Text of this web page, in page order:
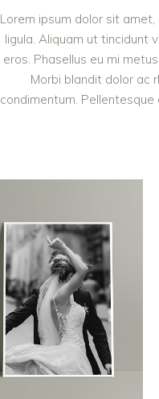
Lorem ipsum dolor sit
ligula. Aliquam ut tincidunt
eros. Phasellus eu mi
Morbi blandit dolor ac
condimentum.